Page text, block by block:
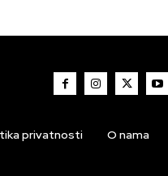
privatnosti O nama